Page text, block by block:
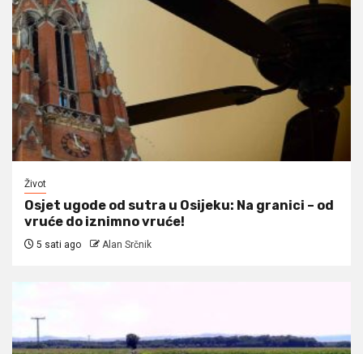
Život
Osjet ugode od sutra u Osijeku: Na granici – od
vruće do iznimno vruće!
5 sati ago Alan Srčnik